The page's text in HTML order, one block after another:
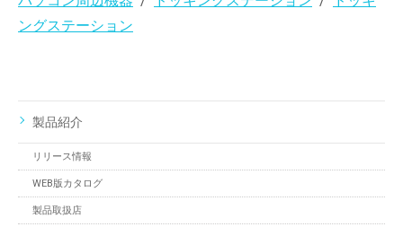
ングステーション
製品紹介
リリース情報
WEB版カタログ
製品取扱店